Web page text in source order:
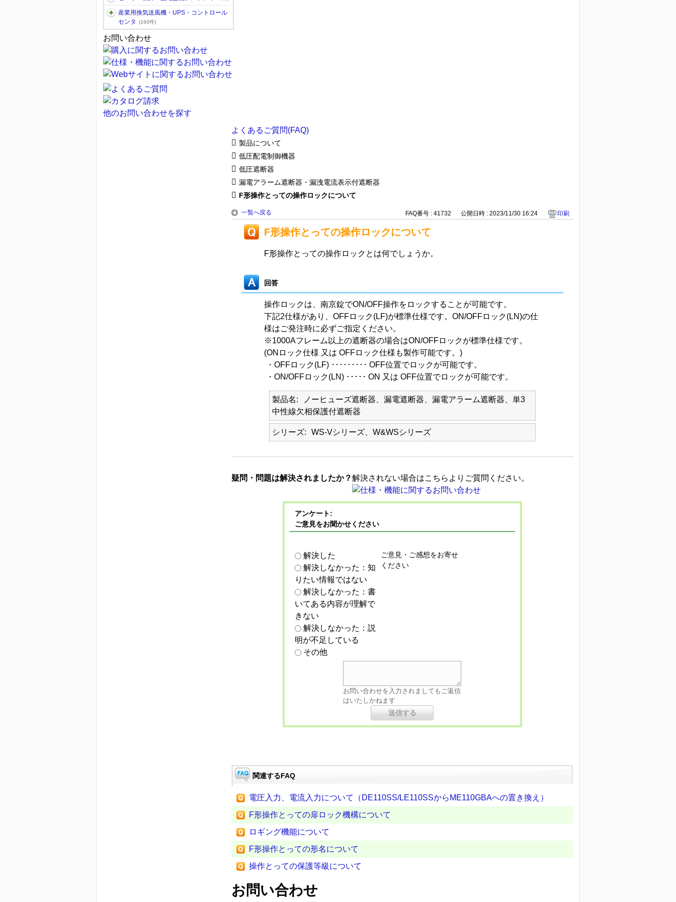
産業用換気送風機・UPS・コントロール
センタ
(160件)
お問い合わせ
他のお問い合わせを探す
よくあるご質問(FAQ)
製品について
低圧配電制御機器
低圧遮断器
漏電アラーム遮断器・漏洩電流表示付遮断器
F形操作とっての操作ロックについて
一覧へ戻る FAQ番号 : 41732 公開日時 : 2023/11/30 16:24 印刷
F形操作とっての操作ロックについて
F形操作とっての操作ロックとは何でしょうか。
回答
操作ロックは、南京錠でON/OFF操作をロックすることが可能です。
下記2仕様があり、OFFロック(LF)が標準仕様です。ON/OFFロック(LN)の仕
様はご発注時に必ずご指定ください。
※1000Aフレーム以上の遮断器の場合はON/OFFロックが標準仕様です。
(ONロック仕様 又は OFFロック仕様も製作可能です。)
・OFFロック(LF) ･････････ OFF位置でロックが可能です。
・ON/OFFロック(LN) ･････ ON 又は OFF位置でロックが可能です。
製品名
ノーヒューズ遮断器、漏電遮断器、漏電アラーム遮断器、単3
中性線欠相保護付遮断器
シリーズ WS-Vシリーズ、W&WSシリーズ
疑問・問題は解決されましたか？解決されない場合はこちらよりご質問ください。
アンケート:
ご意見をお聞かせください
解決した
解決しなかった：知
りたい情報ではない
解決しなかった：書
いてある内容が理解で
きない
解決しなかった：説
明が不足している
その他
ご意見・ご感想をお寄せ
ください
お問い合わせを入力されましてもご返信
はいたしかねます
関連するFAQ
電圧入力、電流入力について（DE110SS/LE110SSからME110GBAへの置き換え）
F形操作とっての扉ロック機構について
ロギング機能について
F形操作とっての形名について
操作とっての保護等級について
お問い合わせ